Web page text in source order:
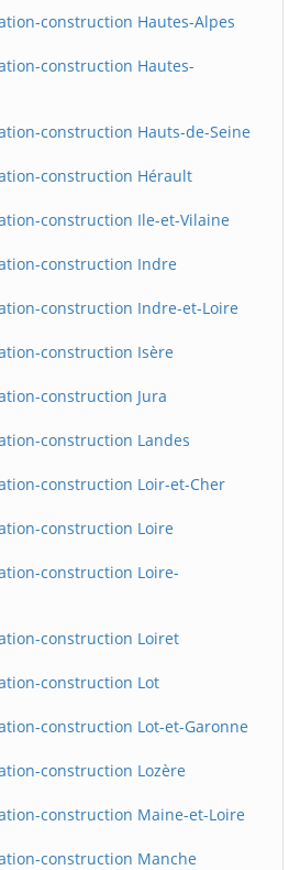
construction Hautes-Alpes
construction Hautes-
construction Hauts-de-Seine
construction Hérault
construction Ile-et-Vilaine
construction Indre
construction Indre-et-Loire
construction Isère
construction Jura
construction Landes
construction Loir-et-Cher
construction Loire
construction Loire-
construction Loiret
construction Lot
construction Lot-et-Garonne
construction Lozère
construction Maine-et-Loire
construction Manche